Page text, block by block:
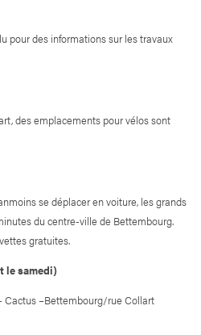
pour des informations sur les travaux
des emplacements pour vélos sont
se déplacer en voiture, les grands
du centre-ville de Bettembourg.
gratuites.
le samedi)
–Bettembourg/rue Collart